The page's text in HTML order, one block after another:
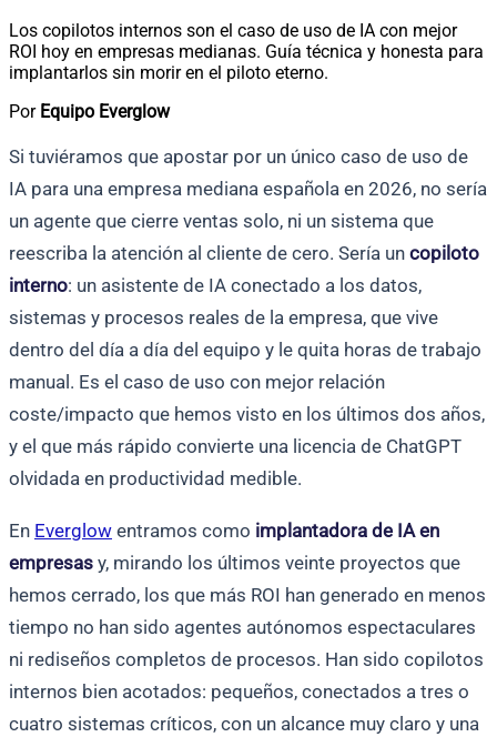
Los copilotos internos son el caso de uso de IA con mejor
ROI hoy en empresas medianas. Guía técnica y honesta para
implantarlos sin morir en el piloto eterno.
Por Equipo Everglow
Si tuviéramos que apostar por un único caso de uso de
IA para una empresa mediana española en 2026, no sería
un agente que cierre ventas solo, ni un sistema que
reescriba la atención al cliente de cero. Sería un copiloto
interno: un asistente de IA conectado a los datos,
sistemas y procesos reales de la empresa, que vive
dentro del día a día del equipo y le quita horas de trabajo
manual. Es el caso de uso con mejor relación
coste/impacto que hemos visto en los últimos dos años,
y el que más rápido convierte una licencia de ChatGPT
olvidada en productividad medible.
En Everglow entramos como implantadora de IA en
empresas y, mirando los últimos veinte proyectos que
hemos cerrado, los que más ROI han generado en menos
tiempo no han sido agentes autónomos espectaculares
ni rediseños completos de procesos. Han sido copilotos
internos bien acotados: pequeños, conectados a tres o
cuatro sistemas críticos, con un alcance muy claro y una